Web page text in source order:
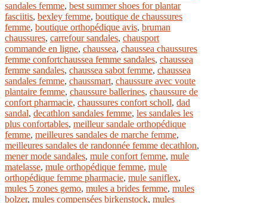
sandales femme, best summer shoes for plantar
fasciitis, bexley femme, boutique de chaussures
femme, boutique orthopédique avis, bruman
chaussures, carrefour sandales, chausport
commande en ligne, chaussea, chaussea chaussures
femme confortchaussea femme sandales, chaussea
femme sandales, chaussea sabot femme, chaussea
sandales femme, chaussmart, chaussure avec voute
plantaire femme, chaussure ballerines, chaussure de
confort pharmacie, chaussures confort scholl, dad
sandal, decathlon sandales femme, les sandales les
plus confortables, meilleur sandale orthopédique
femme, meilleures sandales de marche femme,
meilleures sandales de randonnée femme decathlon,
mener mode sandales, mule confort femme, mule
matelasse, mule orthopédique femme, mule
orthopédique femme pharmacie, mule saniflex,
mules 5 zones gemo, mules a brides femme, mules
bolzer, mules compensées birkenstock, mules